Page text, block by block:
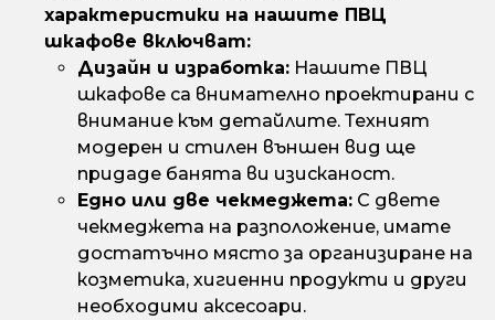
характеристики на нашите ПВЦ
шкафове включват:
Дизайн и изработка: Нашите ПВЦ
шкафове са внимателно проектирани с
внимание към детайлите. Техният
модерен и стилен външен вид ще
придаде банята ви изисканост.
Едно или две чекмеджета: С двете
чекмеджета на разположение, имате
достатъчно място за организиране на
козметика, хигиенни продукти и други
необходими аксесоари.